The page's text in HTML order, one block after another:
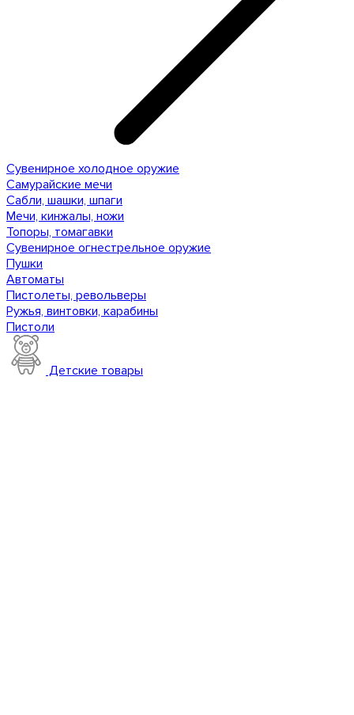
Сувенирное холодное оружие
Самурайские мечи
Сабли, шашки, шпаги
Мечи, кинжалы, ножи
Топоры, томагавки
Сувенирное огнестрельное оружие
Пушки
Автоматы
Пистолеты, револьверы
Ружья, винтовки, карабины
Пистоли
Детские товары